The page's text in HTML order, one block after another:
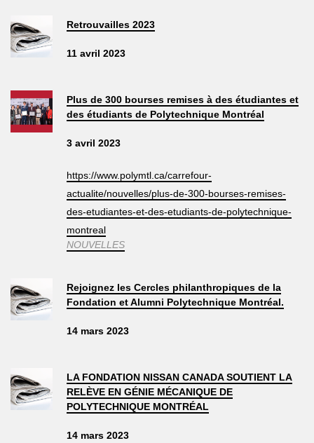
Retrouvailles 2023
11 avril 2023
Plus de 300 bourses remises à des étudiantes et
des étudiants de Polytechnique Montréal
3 avril 2023
https://www.polymtl.ca/carrefour-
actualite/nouvelles/plus-de-300-bourses-remises-
des-etudiantes-et-des-etudiants-de-polytechnique-
montreal
NOUVELLES
Rejoignez les Cercles philanthropiques de la
Fondation et Alumni Polytechnique Montréal.
14 mars 2023
LA FONDATION NISSAN CANADA SOUTIENT LA
RELÈVE EN GÉNIE MÉCANIQUE DE
POLYTECHNIQUE MONTRÉAL
14 mars 2023